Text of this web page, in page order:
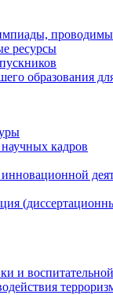
ресурсы
образования
кадров
и воспитательной